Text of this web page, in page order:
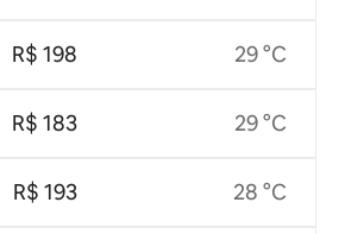
R$ 198
R$ 183
R$ 193
29 °C
29 °C
28 °C